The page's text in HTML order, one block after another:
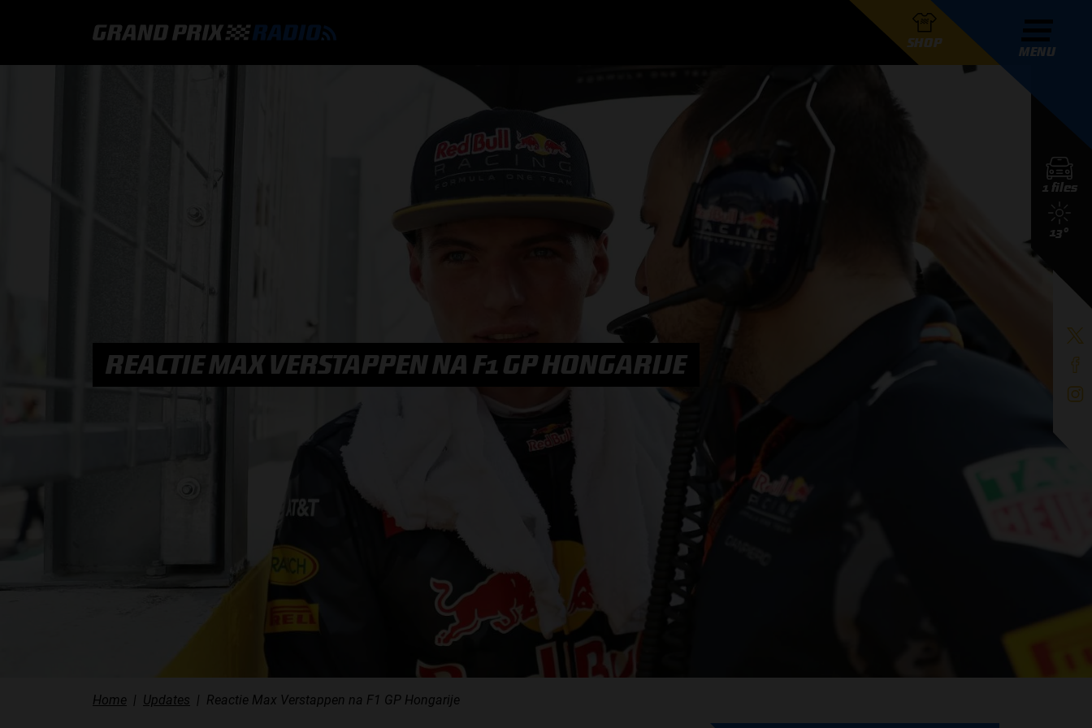
SHOP
MENU
1 files
13°
REACTIE MAX VERSTAPPEN NA F1 GP HONGARIJE
Home Updates Reactie Max Verstappen na F1 GP Hongarije
PODCAST AUTOSPORT AAN TAFEL
GRAND PRIX UPDATES
F1 UPDATES
F1 KWALIFICATIES
F1 TEAMS KAMPIOENSCHAP
MAX VERSTAPPEN
AANMELDEN NIEUWSBRIEF
NEEM CONTACT OP
OVER GRAND PRIX RADIO
FOUNDERS